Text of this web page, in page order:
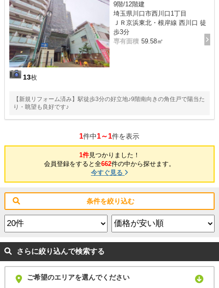
13枚
9階/12階建
埼玉県川口市西川口1丁目
ＪＲ京浜東北・根岸線 西川口 徒
歩3分
専有面積 59.58㎡
【新規リフォーム済み】駅徒歩3分の好立地♪9階南向きの角住戸で陽当た
り・眺望も良好です♪
1件中1～1件を表示
1件見つかりました！
会員登録をすると全662件の中から探せます。
今すぐ見る
条件を絞り込む
さらに絞り込んで検索する
ご希望のエリアを選んでください